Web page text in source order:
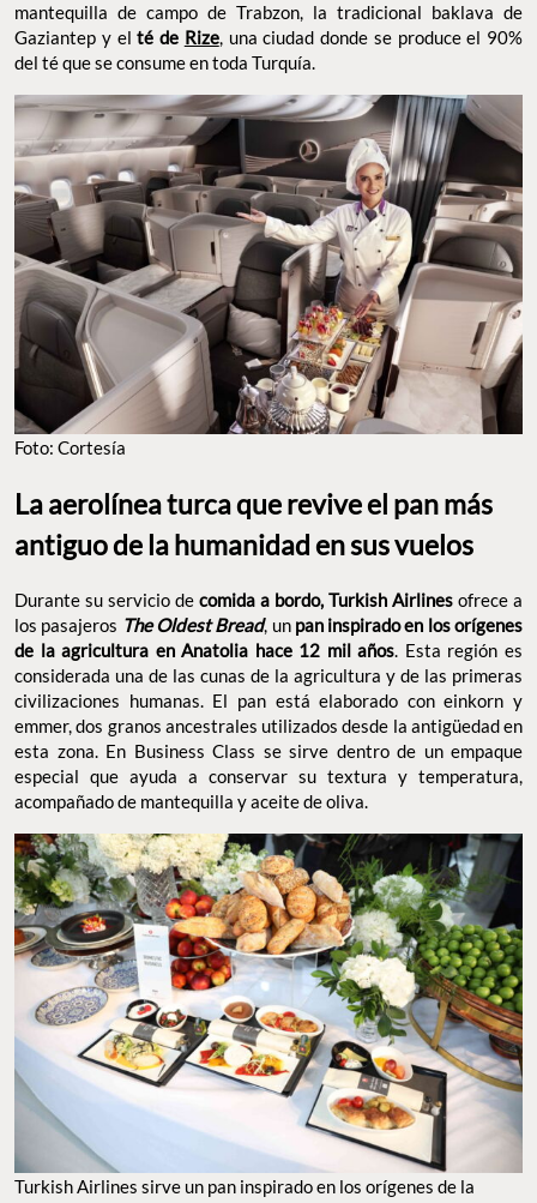
mantequilla de campo de Trabzon, la tradicional baklava de
Gaziantep y elté de Rize, una ciudad donde se produce el 90%
del té que se consume en toda Turquía.
Foto: Cortesía
La aerolínea turca que revive el pan más
antiguo de la humanidad en sus vuelos
Durante su servicio de comida a bordo, Turkish Airlines ofrece a
los pasajeros The Oldest Bread, un pan inspirado en los orígenes
de la agricultura en Anatolia hace 12 mil años. Esta región es
considerada una de las cunas de la agricultura y de las primeras
civilizaciones humanas. El pan está elaborado con einkorn y
emmer, dos granos ancestrales utilizados desde la antigüedad en
esta zona. En Business Class se sirve dentro de un empaque
especial que ayuda a conservar su textura y temperatura,
acompañado de mantequilla y aceite de oliva.
Turkish Airlines sirve un pan inspirado en los orígenes de la